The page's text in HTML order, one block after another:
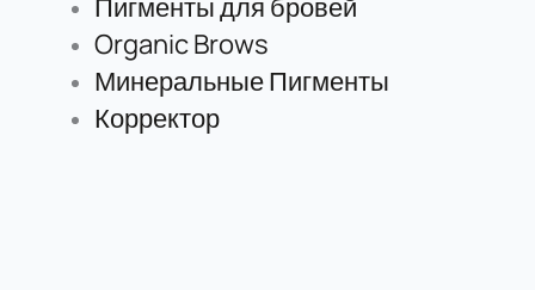
Пигменты для бровей
Organic Brows
Минеральные Пигменты
Корректор